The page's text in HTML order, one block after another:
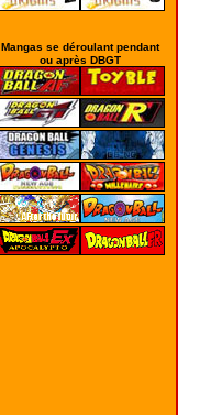
Mangas se déroulant pendant
ou après DBGT